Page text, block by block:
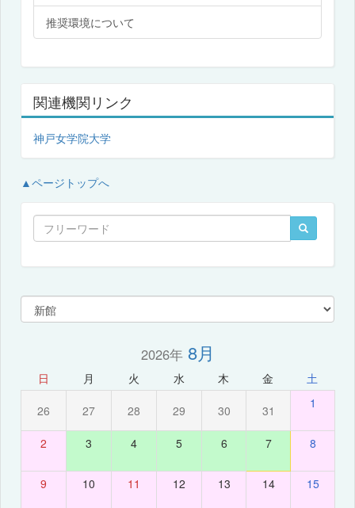
推奨環境について
関連機関リンク
神戸女学院大学
▲ページトップへ
2026年8月
日 月 火 水 木 金 土
26 27 28 29 30 31 1
2 3 4 5 6 7 8
9 10 11 12 13 14 15